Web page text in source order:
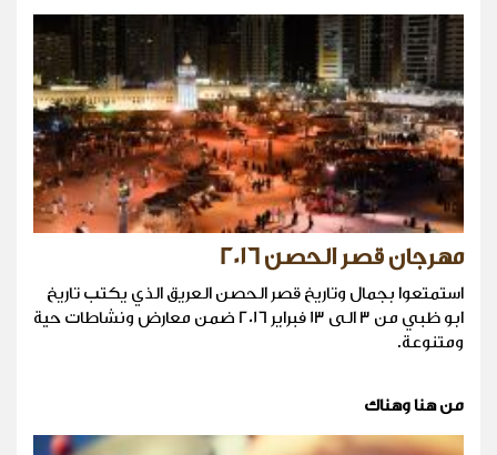
مهرجان قصر الحصن 2016
استمتعوا بجمال وتاريخ قصر الحصن العريق الذي يكتب تاريخ
ابو ظبي من 3 الى 13 فبراير 2016 ضمن معارض ونشاطات حية
ومتنوعة.
من هنا وهناك